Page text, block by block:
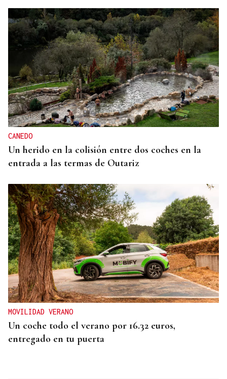
CANEDO
Un herido en la colisión entre dos coches en la
entrada a las termas de Outariz
MOVILIDAD VERANO
Un coche todo el verano por 16.32 euros,
entregado en tu puerta